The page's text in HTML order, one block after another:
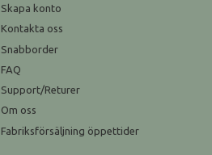
Skapa konto
Kontakta oss
Snabborder
FAQ
Support/Returer
Om oss
Fabriksförsäljning öppettider